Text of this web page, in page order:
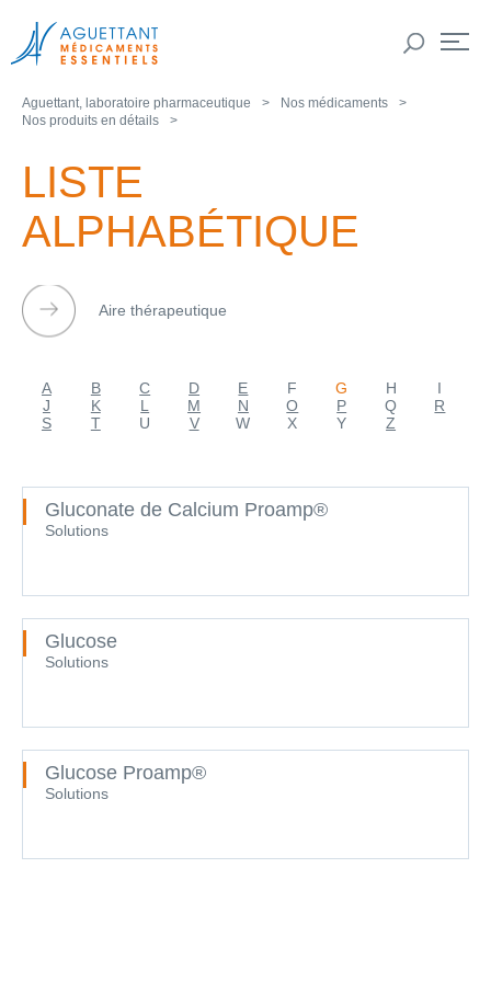
Aguettant, laboratoire pharmaceutique
Nos médicaments
Nos produits en détails
LISTE
ALPHABÉTIQUE
Aire thérapeutique
A B C D E F G H
I
J
K L M N O P Q
R
S
T U V W X Y Z
Gluconate de Calcium Proamp®
Solutions
Glucose
Solutions
Glucose Proamp®
Solutions